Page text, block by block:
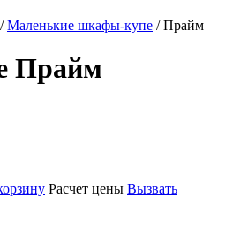
/Маленькие шкафы-купе / Прайм
Прайм
Расчет цены Вызвать